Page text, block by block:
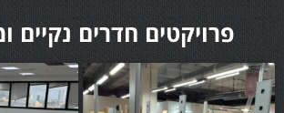
פרויקטים חדרים נקיים